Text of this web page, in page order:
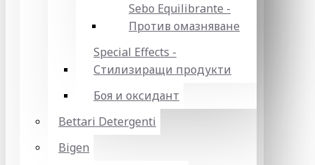
Sebo Equilibrante -
Против омазняване
Special Effects -
Стилизиращи продукти
Боя и оксидант
Bettari Detergenti
Bigen